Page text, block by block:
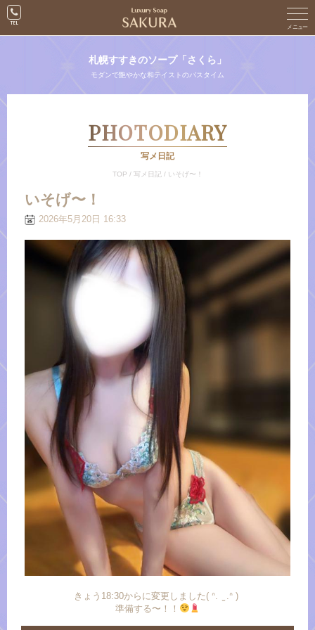
札幌すすきのソープ「さくら」
モダンで艶やかな和テイストのバスタイム
PHOTODIARY
写メ日記
TOP / 写メ日記 / いそげ〜！
いそげ〜！
2026年5月20日 16:33
きょう18:30からに変更しました( ᐢ. ̫ .ᐢ )
準備する〜！！